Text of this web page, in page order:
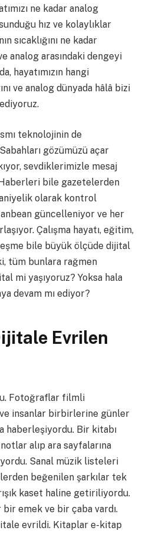
ne kadar analog
hız ve kolaylıklar
sıcaklığını ne kadar
analog arasındaki dengeyi
hayatımızın hangi
ve analog dünyada hâlâ bizi
teknolojinin de
gözümüzü açar
sevdiklerimizle mesaj
bile gazetelerden
olarak kontrol
güncelleniyor ve her
Çalışma hayatı, eğitim,
bile büyük ölçüde dijital
tüm bunlara rağmen
mi yaşıyoruz? Yoksa hala
devam mı ediyor?
Evrilen
Fotoğraflar filmli
insanlar birbirlerine günler
haberleşiyordu. Bir kitabı
alıp ara sayfalarına
Sanal müzik listeleri
beğenilen şarkılar tek
kaset haline getiriliyordu.
emek ve bir çaba vardı.
evrildi. Kitaplar e-kitap